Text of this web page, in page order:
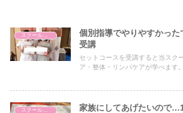
個別指導でやりやすかっ
受講
セットコースを受講すると当スク
ア・整体・リンパケアが学べます
家族にしてあげたいので